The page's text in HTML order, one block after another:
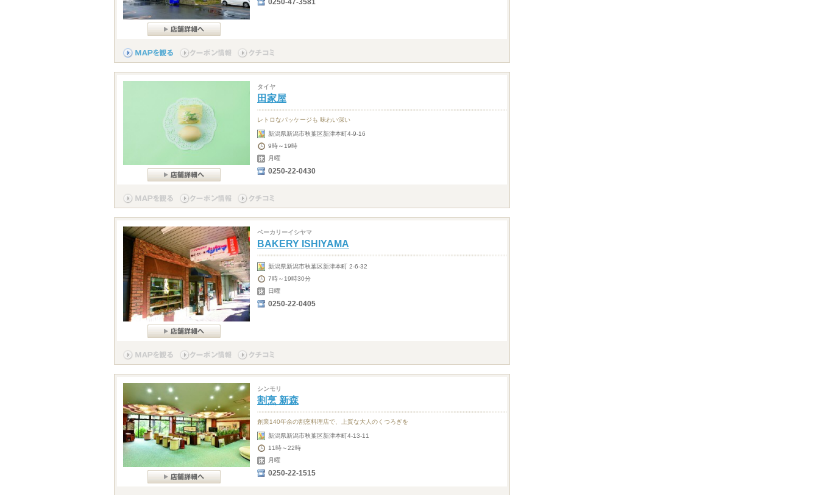
0250-47-3581
タイヤ
田家屋
レトロなパッケージも 味わい深い
新潟県新潟市秋葉区新津本町4-9-16
9時～19時
月曜
0250-22-0430
ベーカリーイシヤマ
BAKERY ISHIYAMA
新潟県新潟市秋葉区新津本町 2-6-32
7時～19時30分
日曜
0250-22-0405
シンモリ
割烹 新森
創業140年余の割烹料理店で、上質な大人のくつろぎを
新潟県新潟市秋葉区新津本町4-13-11
11時～22時
月曜
0250-22-1515